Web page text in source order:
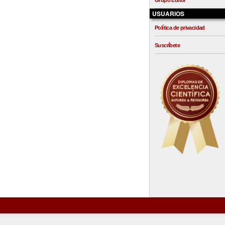
USUARIOS
Política de privacidad
Suscríbete